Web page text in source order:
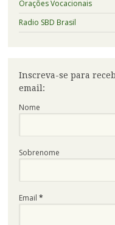
Orações Vocacionais
Radio SBD Brasil
Inscreva-se para
email:
Nome
Sobrenome
Email *